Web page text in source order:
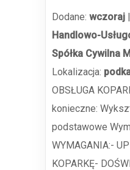
Dodane: wczoraj |
Handlowo-
Spółka Cywilna
Lokalizacja:
OBSŁUGA
konieczne:
podstawowe
WYMAGANIA:-
KOPARKĘ-